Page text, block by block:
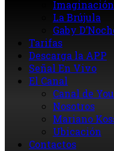
Imaginación
La Brújula
Gaby
Tarifas
Descarga la APP
Señal En Vivo
El Canal
Canal de
Nosotros
Mariano
Ubicación
Contactos